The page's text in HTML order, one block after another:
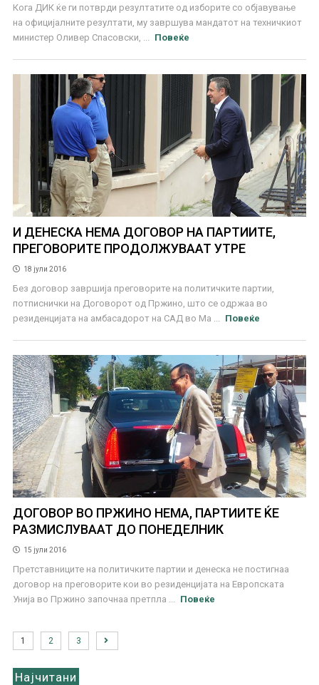
Кога ДИК ќе ги потврди резултатите од изборите со објавување
на официјалните резултати, му завршува мандатот на техничкиот
министер Оливер Спасовски, ...
Повеќе
И ДЕНЕСКА НЕМА ДОГОВОР НА ПАРТИИТЕ,
ПРЕГОВОРИТЕ ПРОДОЛЖУВААТ УТРЕ
18 јули 2016
Без договор завршија преговорите на политичките партии,
потписнички на Договорот од Пржино, што се одржаа во
резиденцијата на амбасадорот на САД во Ма ...
Повеќе
ДОГОВОР ВО ПРЖИНО НЕМА, ПАРТИИТЕ ЌЕ
РАЗМИСЛУВААТ ДО ПОНЕДЕЛНИК
15 јули 2016
Претставниците на политичките партии и денеска не постигнаа
договор на преговорите кои во резиденцијата на Европската
Унија во Пржино започнаа претпла ...
Повеќе
1 2 3
Најчитани